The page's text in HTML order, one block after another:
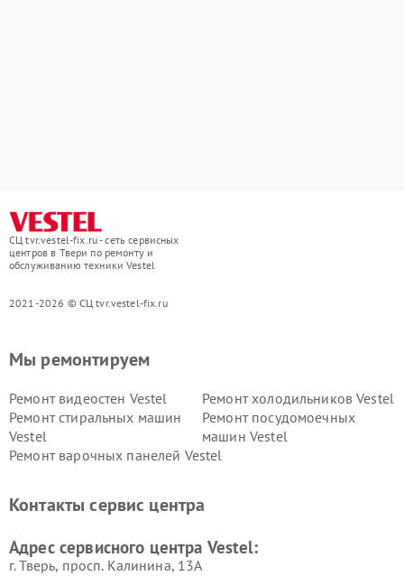
СЦ tvr.vestel-fix.ru - сеть сервисных
центров в Твери по ремонту и
обслуживанию техники Vestel
2021-2026 © СЦ tvr.vestel-fix.ru
Мы ремонтируем
Ремонт видеостен Vestel
Ремонт холодильников Vestel
Ремонт стиральных машин
Vestel
Ремонт посудомоечных
машин Vestel
Ремонт варочных панелей Vestel
Контакты сервис центра
Адрес сервисного центра Vestel:
г. Тверь, просп. Калинина, 13А